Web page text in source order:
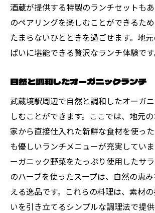
酒蔵が提供する特製のランチセットも
のペアリングを楽しむことができるた
たまらないひとときを過ごせます。地
ぱいに堪能できる贅沢なランチ体験です
自然と調和したオーガニックランチ
武蔵境駅周辺で自然と調和したオーガ
しむことができます。ここでは、地元
家から直接仕入れた新鮮な食材を使っ
も優しいランチメニューが充実してい
ーガニック野菜をたっぷり使用したサ
のハーブを使ったスープは、自然の恵
える逸品です。これらの料理は、素材
いを引き立てるシンプルな調理法で提